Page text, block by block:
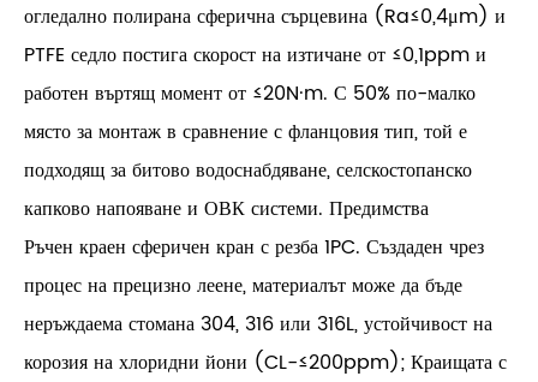
огледално полирана сферична сърцевина (Ra≤0,4μm) и
PTFE седло постига скорост на изтичане от ≤0,1ppm и
работен въртящ момент от ≤20N·m. С 50% по-малко
място за монтаж в сравнение с фланцовия тип, той е
подходящ за битово водоснабдяване, селскостопанско
капково напояване и ОВК системи. Предимства
Ръчен краен сферичен кран с резба 1PC. Създаден чрез
процес на прецизно леене, материалът може да бъде
неръждаема стомана 304, 316 или 316L, устойчивост на
корозия на хлоридни йони (CL-≤200ppm); Краищата с